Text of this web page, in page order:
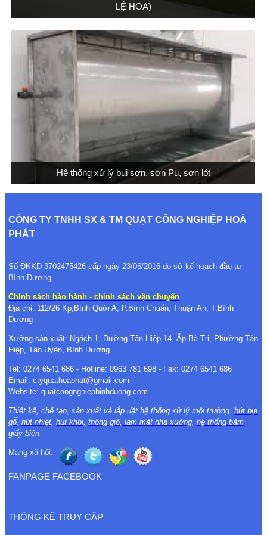
LỆ HOA)
Hệ thống xử lý bụi sơn, sơn Pu, sơn lót
CÔNG TY TNHH SX & TM QUẠT CÔNG NGHIỆP HOÀ
PHÁT
Số ĐKKD 3702475426 cấp ngày 23/06/2016 do sở kế hoạch đầu tư
Bình Dương
Chính sách bảo hành - chính sách vận chuyển
Địa chỉ: 112/26 Kp,Bình Quới A, P.Bình Chuẩn, Thuận An, T.Bình
Dương
Xưởng sản xuất: Ngách 1, Đường Tân Hiệp 14, Ấp Bà Tri, Phường Tân
Hiệp, Tân Uyên, Bình Dương
Tel: 0274 6541 686 - Hotline: 0963 781 698 - Fax: 0274 6541 686
Email: ctyquathoaphat@gmail.com
Website: quatcongnghiepbinhduong.com
Thiết kế, chế tạo, sản xuất và lắp đặt hệ thống xử lý môi trường:hút bụi
gỗ ,hút nhiệt ,hút khói ,thông gió làm mát nhà xưởng ,hệ thống băm
giấy biên
Mạng xã hội:
FANPAGE FACEBOOK
THỐNG KÊ TRUY CẬP